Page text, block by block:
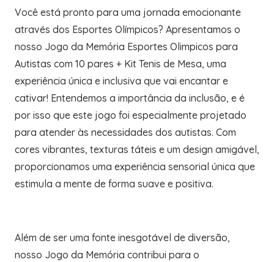
Você está pronto para uma jornada emocionante
através dos Esportes Olímpicos? Apresentamos o
nosso Jogo da Memória Esportes Olimpicos para
Autistas com 10 pares + Kit Tenis de Mesa, uma
experiência única e inclusiva que vai encantar e
cativar! Entendemos a importância da inclusão, e é
por isso que este jogo foi especialmente projetado
para atender às necessidades dos autistas. Com
cores vibrantes, texturas táteis e um design amigável,
proporcionamos uma experiência sensorial única que
estimula a mente de forma suave e positiva.
Além de ser uma fonte inesgotável de diversão,
nosso Jogo da Memória contribui para o